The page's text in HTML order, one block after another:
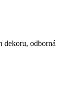
dekoru, odborná